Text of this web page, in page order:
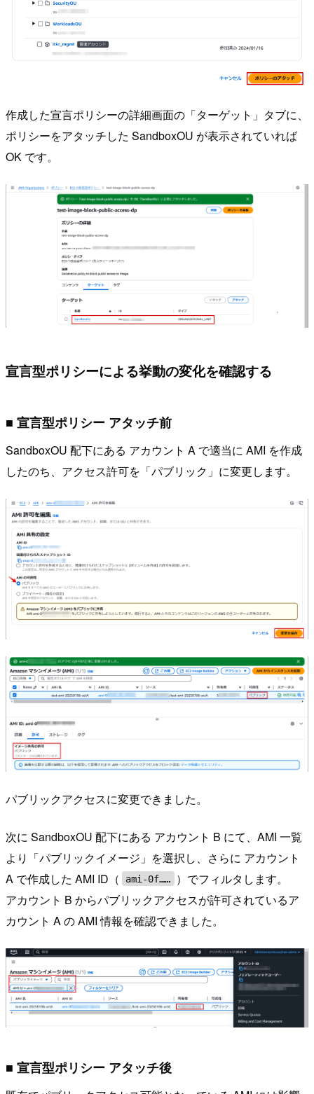
作成した宣言ポリシーの詳細画面の「ターゲット」タブに、
ポリシーをアタッチした SandboxOU が表示されていれば
OK です。
宣言型ポリシーによる挙動の変化を確認する
■ 宣言型ポリシー アタッチ前
SandboxOU 配下にある アカウント A で適当に AMI を作成
したのち、アクセス許可を「パブリック」に変更します。
パブリックアクセスに変更できました。
次に SandboxOU 配下にある アカウント B にて、AMI 一覧
より「パブリックイメージ」を選択し、さらに アカウント
A で作成した AMI ID（
ami-0f……
）でフィルタします。
アカウント B からパブリックアクセスが許可されているア
カウント A の AMI 情報を確認できました。
■ 宣言型ポリシー アタッチ後